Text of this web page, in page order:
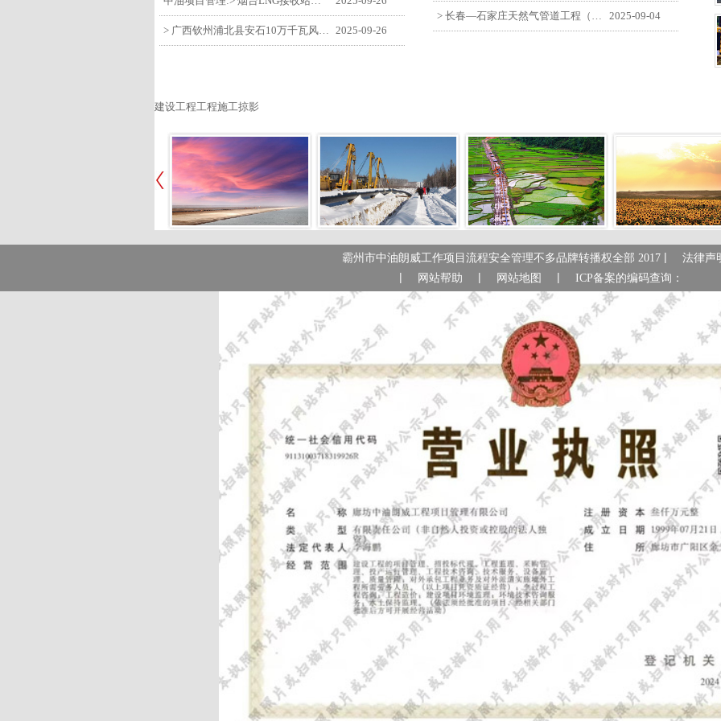
2025-09-26
2025-09-04
建设工程工程施工掠影
霸州市中油朗威工作项目流程安全管理不多品牌转播权全部 2017 | 法律声
| 网站帮助 | 网站地图 | ICP备案的编码查询：